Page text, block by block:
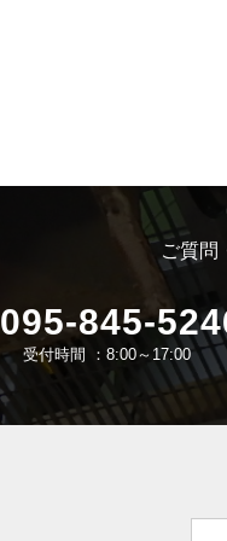
ご質問
095-845-
受付時間 ：8:00～17:00